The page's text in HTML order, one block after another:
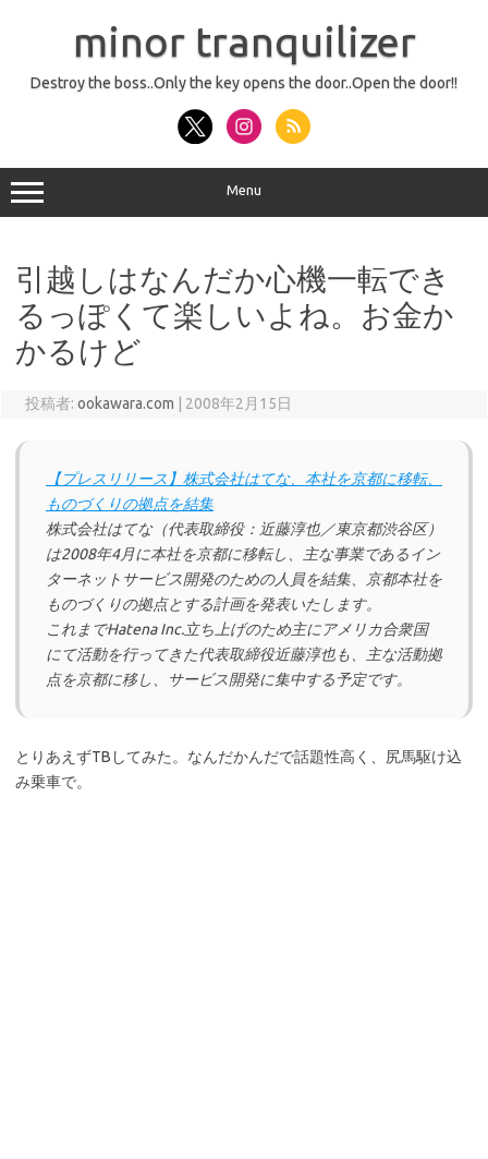
minor tranquilizer
Destroy the boss..Only the key opens the door..Open the door!!
Menu
引越しはなんだか心機一転でき
るっぽくて楽しいよね。お金か
かるけど
投稿者: ookawara.com 2008年2月15日
【プレスリリース】株式会社はてな、本社を京都に移転、
ものづくりの拠点を結集
株式会社はてな（代表取締役：近藤淳也／東京都渋谷区）
は2008年4月に本社を京都に移転し、主な事業であるイン
ターネットサービス開発のための人員を結集、京都本社を
ものづくりの拠点とする計画を発表いたします。
これまでHatena Inc.立ち上げのため主にアメリカ合衆国
にて活動を行ってきた代表取締役近藤淳也も、主な活動拠
点を京都に移し、サービス開発に集中する予定です。
とりあえずTBしてみた。なんだかんだで話題性高く、尻馬駆け込
み乗車で。